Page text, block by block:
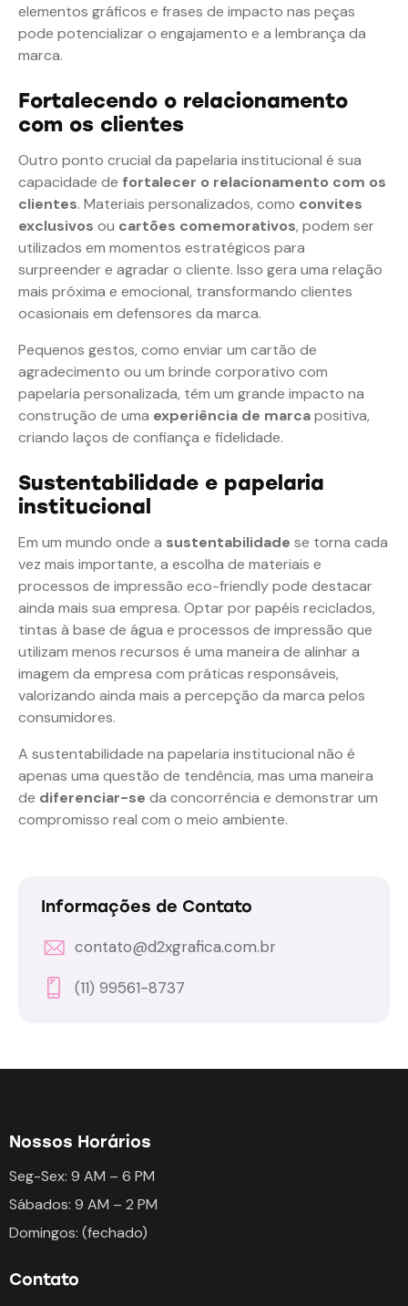
elementos gráficos e frases de impacto nas peças
pode potencializar o engajamento e a lembrança da
marca.
Fortalecendo o relacionamento
com os clientes
Outro ponto crucial da papelaria institucional é sua
capacidade de fortalecer o relacionamento com os
clientes. Materiais personalizados, como convites
exclusivos ou cartões comemorativos, podem ser
utilizados em momentos estratégicos para
surpreender e agradar o cliente. Isso gera uma relação
mais próxima e emocional, transformando clientes
ocasionais em defensores da marca.
Pequenos gestos, como enviar um cartão de
agradecimento ou um brinde corporativo com
papelaria personalizada, têm um grande impacto na
construção de uma experiência de marcapositiva,
criando laços de confiança e fidelidade.
Sustentabilidade e papelaria
institucional
Em um mundo onde a sustentabilidade se torna cada
vez mais importante, a escolha de materiais e
processos de impressão eco-friendly pode destacar
ainda mais sua empresa. Optar por papéis reciclados,
tintas à base de água e processos de impressão que
utilizam menos recursos é uma maneira de alinhar a
imagem da empresa com práticas responsáveis,
valorizando ainda mais a percepção da marca pelos
consumidores.
A sustentabilidade na papelaria institucional não é
apenas uma questão de tendência, mas uma maneira
de diferenciar-se da concorrência e demonstrar um
compromisso real com o meio ambiente.
Informações de Contato
contato@d2xgrafica.com.br
(11) 99561-8737
Nossos Horários
Seg-Sex: 9 AM – 6 PM
Sábados: 9 AM – 2 PM
Domingos: (fechado)
Contato